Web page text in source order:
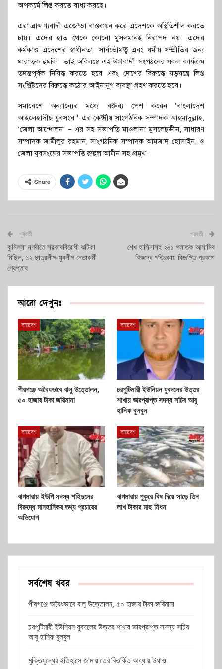
অপকর্মে লিপ্ত করতে বাধ্য করছে।
এরা ব্রাহ্মণ্যবাদী এজেন্ডা বাস্তবায়ন করে এদেশকে অস্থিতিশীল করতে
চায়। এদের হাত থেকে কোনো মুসলমানই নিরাপদ নয়। এদের
কর্মকাণ্ড এদেশের স্বাধীনতা, সার্বভৌমত্ব এবং ধর্মীয় সম্প্রীতির জন্য
মারাত্মক হুমকি। তাই অবিলম্বে এই উগ্রবাদী সংগঠনের সকল কার্যক্রম
তদন্তপূর্বক নিষিদ্ধ করতে হবে এবং দেশের বিরুদ্ধে ষড়যন্ত্রে লিপ্ত
সংশ্লিষ্টদের বিরুদ্ধে কঠোর আইনানুগ ব্যবস্থা গ্রহণ করতে হবে।
সমাবেশে অন্যান্যের মধ্যে বক্তব্য পেশ করেন ‘বাংলাদেশ
আহলেহাদীছ যুবসংঘ ’-এর কেন্দ্রীয় সাংগঠনিক সম্পাদক আহমাদুল্লাহ,
‘জেলা আন্দোলন’ – এর সহ সভাপতি মাওলানা মুসলেহুদ্দীন, সাধারণ
সম্পাদক জামীলুর রহমান, সাংগঠনিক সম্পাদক আমজাদ হোসাইন, ও
জেলা যুবসংঘের সভাপতি রুহুল আমীন সহ প্রমূখ।
Share
পূর্ববর্তী
কুমিল্লা নগরীতে সরকারবিরোধী ঝটিকা
মিছিল, ১২ ছাত্রলীগ-যুবলীগ নেতাকর্মী
গ্রেপ্তার
পরবর্তী
শেখ হাসিনাসহ ২৬১ পলাতক আসামির
বিরুদ্ধে পত্রিকায় বিজ্ঞপ্তি প্রকাশ
আরো দেখুনঃ
সারাদেশ
পীরগঞ্জে অবৈধভাবে বালু উত্তোলন,
৫০ হাজার টাকা জরিমানা
সারাদেশ
চরপুটিমারী ইউনিয়ন যুবদলের উত্তর
শাখায় ভারপ্রাপ্ত সদস্য সচিব আবু
হানিফ বুলবুল
সারাদেশ
বাগমারায় ইউপি সদস্য শহিদুলের
বিরুদ্ধে মানহানিকর তথ্য প্রচারের
অভিযোগ
সারাদেশ
বাগমারায় পুকুরে বিষ দিয়ে সাড়ে তিন
লাখ টাকার মাছ নিধন
সর্বশেষ খবর
পীরগঞ্জে অবৈধভাবে বালু উত্তোলন, ৫০ হাজার টাকা জরিমানা
চরপুটিমারী ইউনিয়ন যুবদলের উত্তর শাখায় ভারপ্রাপ্ত সদস্য সচিব
আবু হানিফ বুলবুল
মুক্তিযুদ্ধের ইতিহাসে জামায়াতের বিতর্কিত অধ্যায় উধাও!